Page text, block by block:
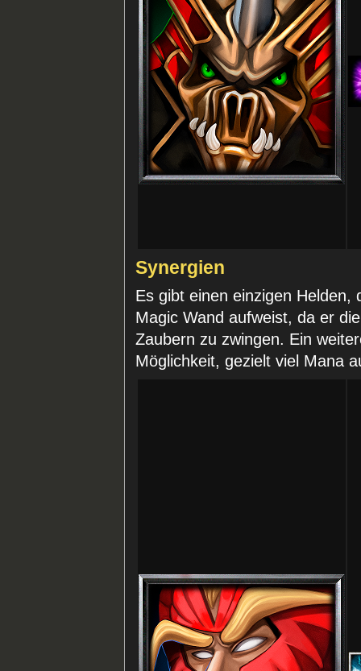
Synergien
Es gibt einen einzigen Helden,
Magic Wand aufweist, da er
Zaubern zu zwingen. Ein
Möglichkeit, gezielt viel Mana